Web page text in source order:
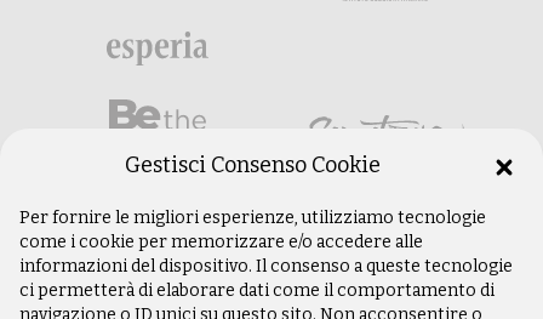
Gestisci Consenso Cookie
Per fornire le migliori esperienze, utilizziamo tecnologie
come i cookie per memorizzare e/o accedere alle
informazioni del dispositivo. Il consenso a queste tecnologie
ci permetterà di elaborare dati come il comportamento di
navigazione o ID unici su questo sito. Non acconsentire o